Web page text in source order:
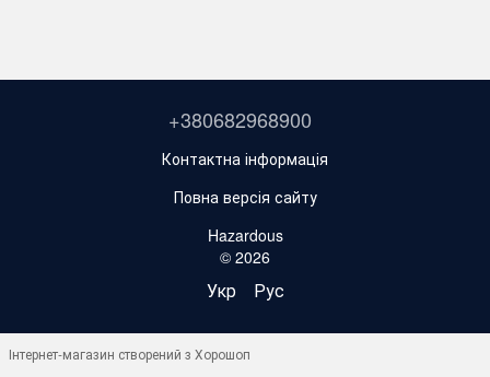
+380682968900
Контактна інформація
Повна версія сайту
Hazardous
© 2026
Укр Рус
Інтернет-магазин створений з Хорошоп